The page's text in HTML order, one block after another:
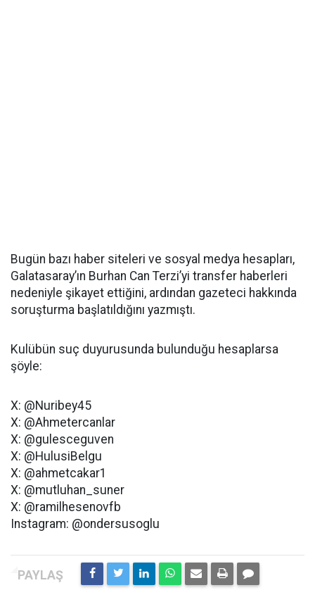
Bugün bazı haber siteleri ve sosyal medya hesapları,
Galatasaray’ın Burhan Can Terzi’yi transfer haberleri
nedeniyle şikayet ettiğini, ardından gazeteci hakkında
soruşturma başlatıldığını yazmıştı.
Kulübün suç duyurusunda bulunduğu hesaplarsa
şöyle:
X: @Nuribey45
X: @Ahmetercanlar
X: @gulesceguven
X: @HulusiBelgu
X: @ahmetcakar1
X: @mutluhan_suner
X: @ramilhesenovfb
Instagram: @ondersusoglu